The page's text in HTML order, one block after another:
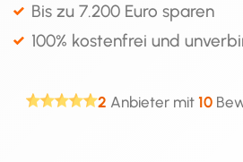
Bis zu 7.200 Euro sparen
100% kostenfrei und
2 Anbieter mit 10